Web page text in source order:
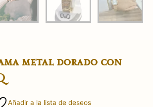
metal dorado con
Añadir a la lista de deseos